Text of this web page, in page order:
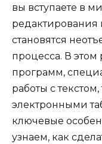
вы вступаете в
становятся
процесса. В
программ,
работы с
электронными
ключевые
узнаем, как